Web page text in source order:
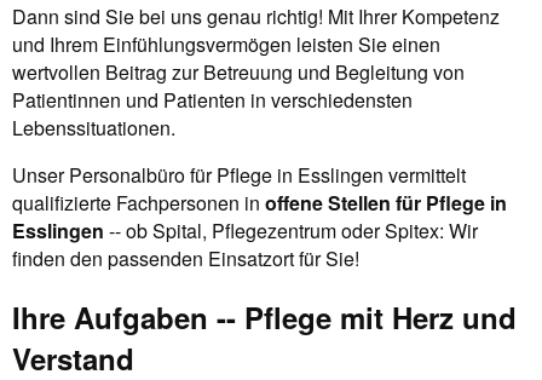
Dann sind Sie bei uns genau richtig! Mit Ihrer Kompetenz
und Ihrem Einfühlungsvermögen leisten Sie einen
wertvollen Beitrag zur Betreuung und Begleitung von
Patientinnen und Patienten in verschiedensten
Lebenssituationen.
Unser Personalbüro für Pflege in Esslingen vermittelt
qualifizierte Fachpersonen in offene Stellen für Pflege in
Esslingen -- ob Spital, Pflegezentrum oder Spitex: Wir
finden den passenden Einsatzort für Sie!
Ihre Aufgaben -- Pflege mit Herz und
Verstand